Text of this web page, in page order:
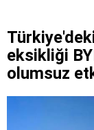
eksikliği
olumsuz